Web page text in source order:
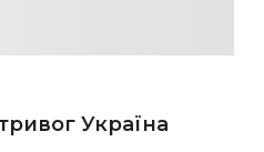
Україна